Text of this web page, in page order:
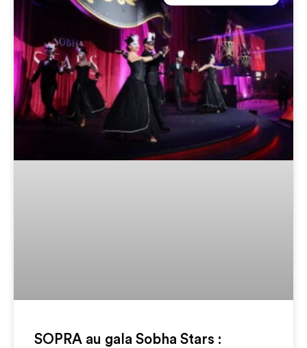
SOPRA au gala Sobha Stars :